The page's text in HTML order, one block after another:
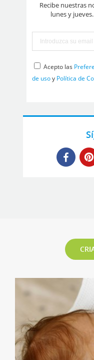
Recibe nuestras
lunes y
Acepto las
de usoy Política de